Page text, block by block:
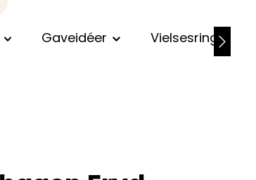
Gaveidéer Vielsesringe